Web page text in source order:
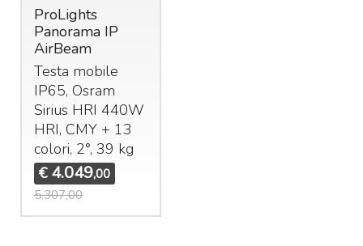
ProLights
Panorama IP
AirBeam
Testa mobile
IP65, Osram
Sirius HRI 440W
HRI, CMY+ 13
colori, 2°, 39 kg
€ 4.049,00
5.307,00